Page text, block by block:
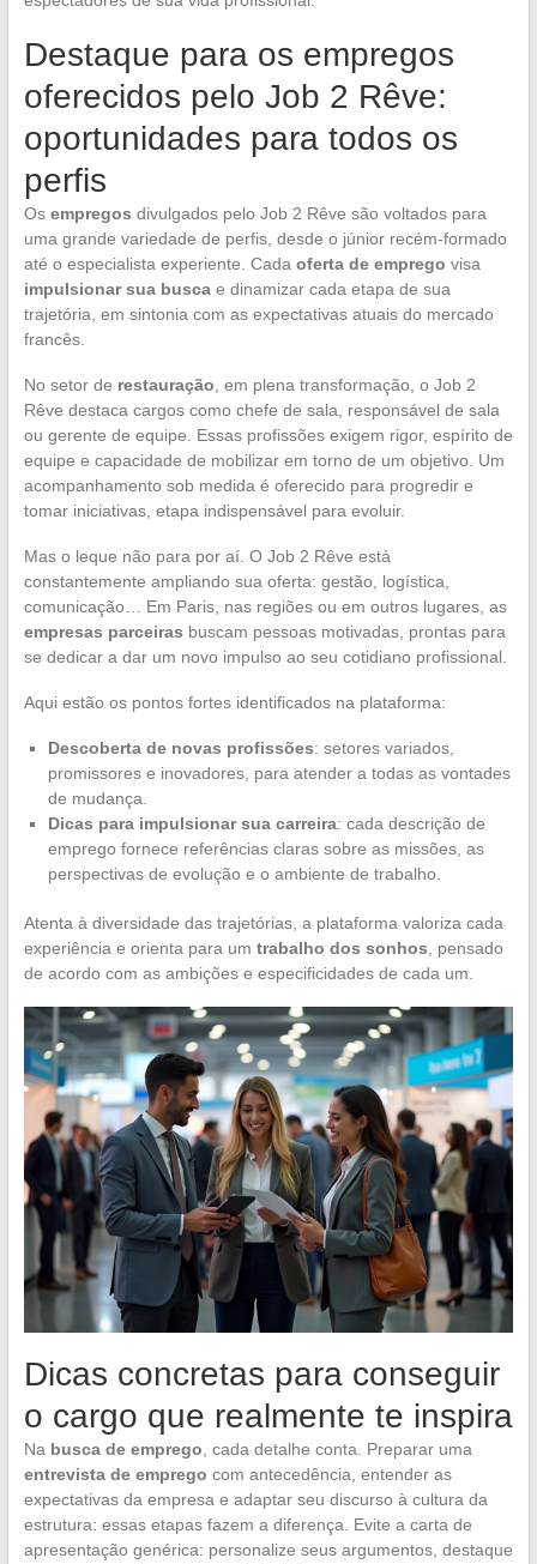
Destaque para os empregos
oferecidos pelo Job 2 Rêve:
oportunidades para todos os
perfis
Os empregos divulgados pelo Job 2 Rêve são voltados para
uma grande variedade de perfis, desde o júnior recém-formado
até o especialista experiente. Cada oferta de emprego visa
impulsionar sua buscae dinamizar cada etapa de sua
trajetória, em sintonia com as expectativas atuais do mercado
francês.
No setor de restauração , em plena transformação, o Job 2
Rêve destaca cargos como chefe de sala, responsável de sala
ou gerente de equipe. Essas profissões exigem rigor, espírito de
equipe e capacidade de mobilizar em torno de um objetivo. Um
acompanhamento sob medida é oferecido para progredir e
tomar iniciativas, etapa indispensável para evoluir.
Mas o leque não para por aí. O Job 2 Rêve está
constantemente ampliando sua oferta: gestão, logística,
comunicação… Em Paris, nas regiões ou em outros lugares, as
empresas parceiras buscam pessoas motivadas, prontas para
se dedicar a dar um novo impulso ao seu cotidiano profissional.
Aqui estão os pontos fortes identificados na plataforma:
Descoberta de novas profissões: setores variados,
promissores e inovadores, para atender a todas as vontades
de mudança.
Dicas para impulsionar sua carreira: cada descrição de
emprego fornece referências claras sobre as missões, as
perspectivas de evolução e o ambiente de trabalho.
Atenta à diversidade das trajetórias, a plataforma valoriza cada
experiência e orienta para um trabalho dos sonhos , pensado
de acordo com as ambições e especificidades de cada um.
Dicas concretas para conseguir
o cargo que realmente te inspira
Na busca de emprego , cada detalhe conta. Preparar uma
entrevista de emprego com antecedência, entender as
expectativas da empresa e adaptar seu discurso à cultura da
estrutura: essas etapas fazem a diferença. Evite a carta de
apresentação genérica: personalize seus argumentos, destaque